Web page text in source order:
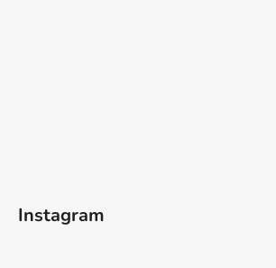
Instagram